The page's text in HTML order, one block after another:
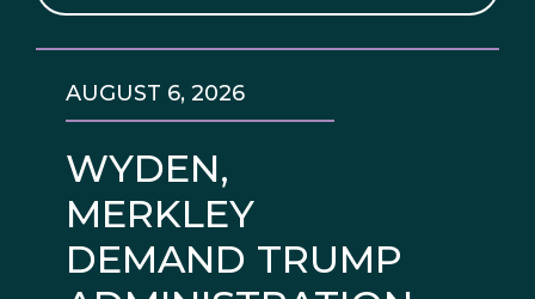
WYDEN,
MERKLEY
DEMAND TRUMP
AUGUST 6, 2026